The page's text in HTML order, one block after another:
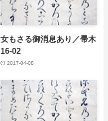
女もさる御消息あり／帚木
16-02
2017-04-08